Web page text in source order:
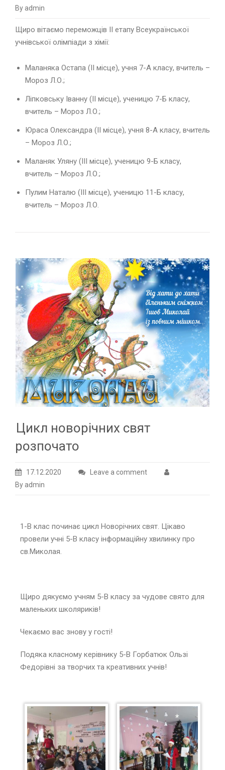
By admin
Щиро вітаємо переможців ІІ етапу Всеукраїнської
учнівської олімпіади з хімії:
Маланяка Остапа (ІІ місце), учня 7-А класу, вчитель –
Мороз Л.О.;
Ліпковську Іванну (ІІ місце), ученицю 7-Б класу,
вчитель – Мороз Л.О.;
Юраса Олександра (ІІ місце), учня 8-А класу, вчитель
– Мороз Л.О.;
Маланяк Уляну (ІІІ місце), ученицю 9-Б класу,
вчитель – Мороз Л.О.;
Пулим Наталю (ІІІ місце), ученицю 11-Б класу,
вчитель – Мороз Л.О.
Цикл новорічних свят
розпочато
17.12.2020
Leave a comment
By admin
1-В клас починає цикл Новорічних свят. Цікаво
провели учні 5-В класу інформаційну хвилинку про
св.Миколая.
Щиро дякуємо учням 5-В класу за чудове свято для
маленьких школяриків!
Чекаємо вас знову у гості!
Подяка класному керівнику 5-В Горбатюк Ользі
Федорівні за творчих та креативних учнів!